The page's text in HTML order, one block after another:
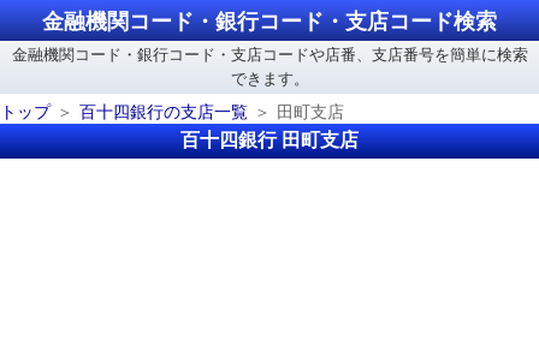
金融機関コード・銀行コード・支店コード検索
金融機関コード・銀行コード・支店コードや店番、支店番号を簡単に検索
できます。
トップ
百十四銀行の支店一覧 田町支店
百十四銀行 田町支店